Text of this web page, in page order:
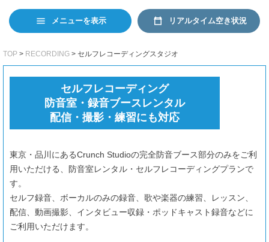
日本語 EN
メニューを表示 リアルタイム空き状況
TOP RECORDING セルフレコーディングスタジオ
セルフレコーディング
防音室・録音ブースレンタル
配信・撮影・練習にも対応
東京・品川にあるCrunch Studioの完全防音ブース部分のみをご利
用いただける、防音室レンタル・セルフレコーディングプランで
す。
セルフ録音、ボーカルのみの録音、歌や楽器の練習、レッスン、
配信、動画撮影、インタビュー収録・ポッドキャスト録音などに
ご利用いただけます。